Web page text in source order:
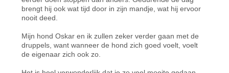
brengt hij ook wat tijd door in zijn mandje, wat hij ervoor
nooit deed.
Mijn hond Oskar en ik zullen zeker verder gaan met de
druppels, want wanneer de hond zich goed voelt, voelt
de eigenaar zich ook zo.